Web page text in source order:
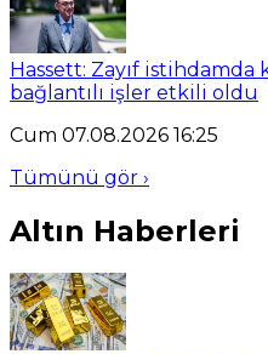
Hassett: Zayıf istihdamda
bağlantılı işler etkili oldu
Cum 07.08.2026 16:25
Tümünü gör ›
Altın Haberleri